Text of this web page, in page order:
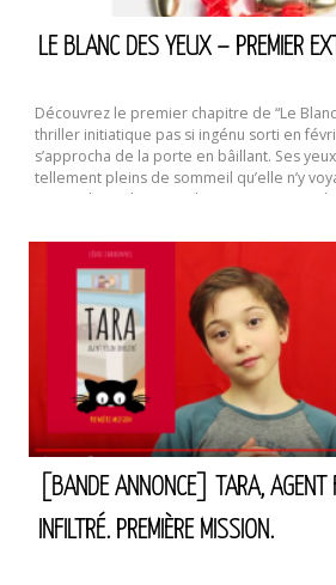
LE BLANC DES YEUX – PREMIER
Découvrez le premier chapitre de “Le
thriller initiatique pas si ingénu sorti en
s’approcha de la porte en bâillant. Ses
tellement pleins de sommeil qu’elle n’y
et maudissait le tireur de sonnette matinal
de bâillements, elle ouvrit le cache du
à ne voir personne. Ce genre de blagues
Continuer la lecture de Le
Blanc
des
Yeux
Premier
extrait
[BANDE ANNONCE] TARA, AGENT
INFILTRÉ. PREMIÈRE MISSION.